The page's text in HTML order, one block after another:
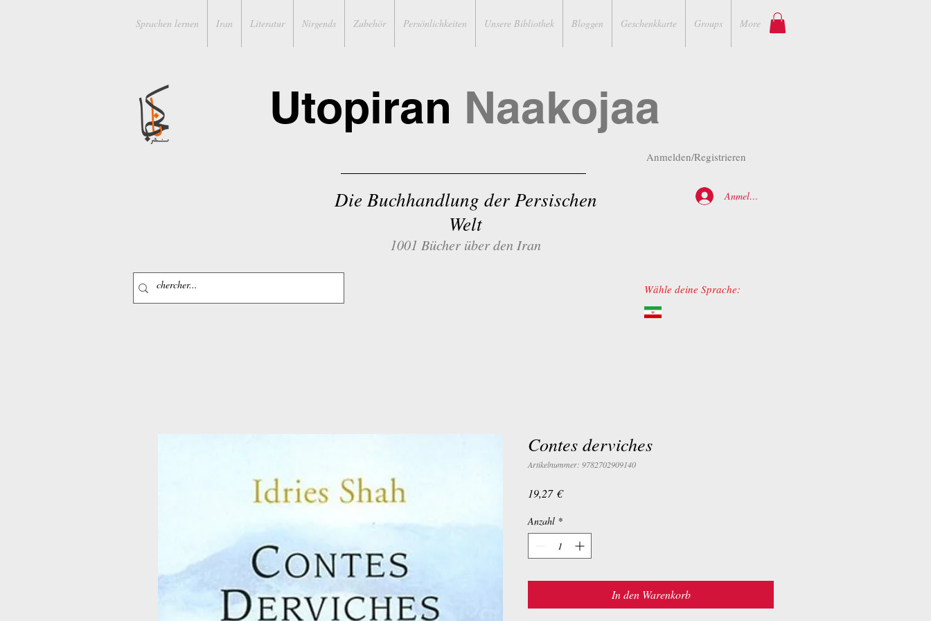
Sprachen lernen Iran Literatur Nirgends Zubehör Persönlichkeiten Unsere Bibliothek Bloggen Geschenkkarte Groups More
Anmelden/Registrieren
Utopiran Naakojaa
Die Buchhandlung der Persischen
Welt
Anmelden
1001 Bücher über den Iran
Wähle deine Sprache:
Contes derviches
Artikelnummer: 9782702909140
19,27 €Preis
Anzahl *
In den Warenkorb